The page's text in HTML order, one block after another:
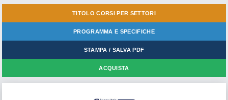
TITOLO CORSI PER SETTORI
PROGRAMMA E SPECIFICHE
STAMPA / SALVA PDF
ACQUISTA